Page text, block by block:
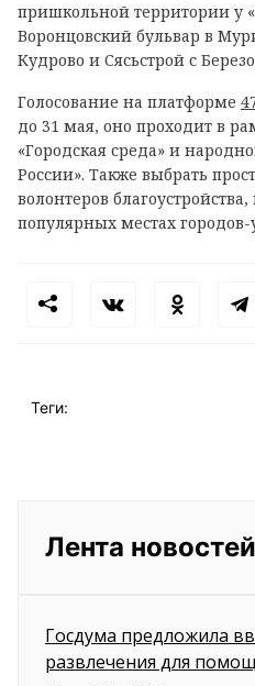
пришкольной территории у
Воронцовский бульвар в
Кудрово и Сясьстрой с
Голосование на платформе
до 31 мая, оно проходит в
«Городская среда» и
России». Также выбрать
волонтеров
популярных местах городов-
Теги:
Лента новостей
Госдума предложила
развлечения для